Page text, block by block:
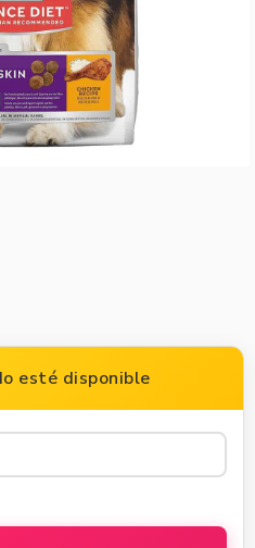
esté disponible